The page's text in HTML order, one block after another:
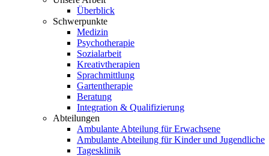
Überblick
Schwerpunkte
Medizin
Psychotherapie
Sozialarbeit
Kreativtherapien
Sprachmittlung
Gartentherapie
Beratung
Integration & Qualifizierung
Abteilungen
Ambulante Abteilung für Erwachsene
Ambulante Abteilung für Kinder und Jugendliche
Tagesklinik